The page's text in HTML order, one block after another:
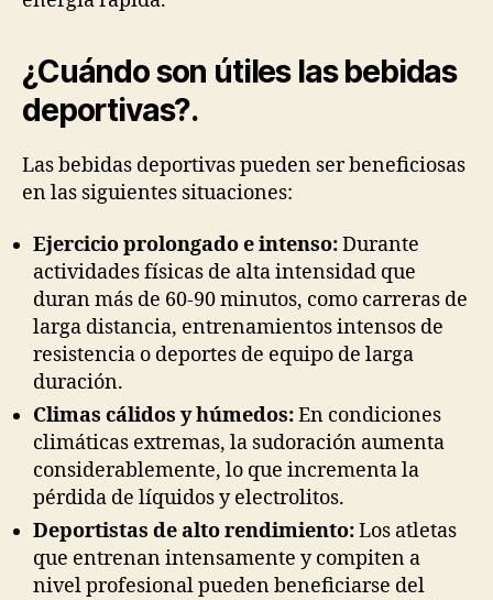
¿Cuándo son útiles las bebidas
deportivas?.
Las bebidas deportivas pueden ser beneficiosas
en las siguientes situaciones:
Ejercicio prolongado e intenso:Durante
actividades físicas de alta intensidad que
duran más de 60-90 minutos, como carreras de
larga distancia, entrenamientos intensos de
resistencia o deportes de equipo de larga
duración.
Climas cálidos y húmedos:En condiciones
climáticas extremas, la sudoración aumenta
considerablemente, lo que incrementa la
pérdida de líquidos y electrolitos.
Deportistas de alto rendimiento:Los atletas
que entrenan intensamente y compiten a
nivel profesional pueden beneficiarse del